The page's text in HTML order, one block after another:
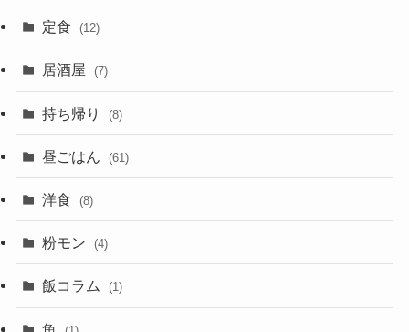
定食 (12)
居酒屋 (7)
持ち帰り (8)
昼ごはん (61)
洋食 (8)
粉モン (4)
飯コラム (1)